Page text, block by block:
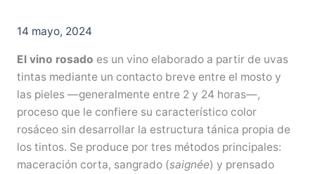
14 mayo, 2024
El vino rosado es un vino elaborado a partir de uvas
tintas mediante un contacto breve entre el mosto y
las pieles —generalmente entre 2 y 24 horas—,
proceso que le confiere su característico color
rosáceo sin desarrollar la estructura tánica propia de
los tintos. Se produce por tres métodos principales:
maceración corta, sangrado (saignée) y prensado